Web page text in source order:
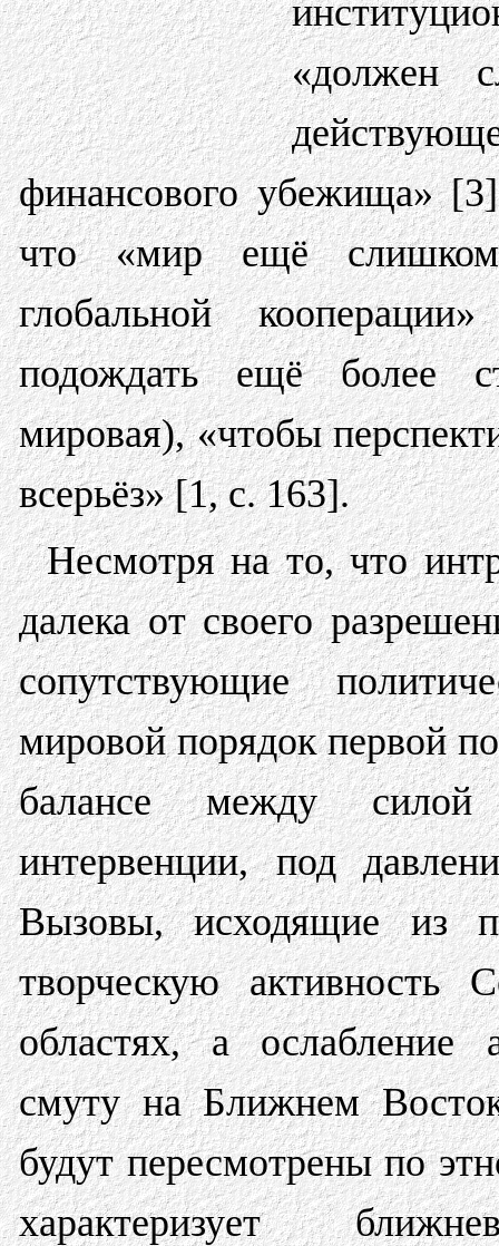
«должен
финансового убежища»
что «мир ещё
глобальной
подождать ещё более
мировая), «чтобы
всерьёз» [1, c. 163].
Несмотря на то, что
далека от своего
сопутствующие
мировой порядок первой
балансе между силой
интервенции, под
Вызовы, исходящие из
творческую активность
областях, а ослабление
смуту на Ближнем
будут пересмотрены по
характеризует